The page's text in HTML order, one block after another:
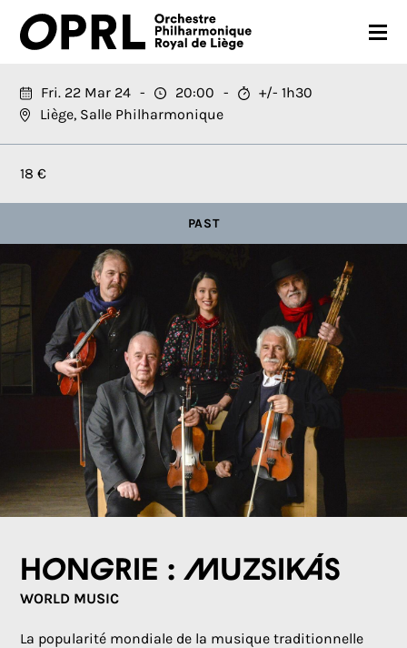
CONCERTS
26-27 SEASON
ORCHESTRA
PRACTICAL
MEDIA
FR
Fri. 22 Mar 24 20:00
+/- 1h30
Liège, Salle Philharmonique
18 €
PAST
Hongrie : Muzsikás
WORLD MUSIC
La popularité mondiale de la musique traditionnelle